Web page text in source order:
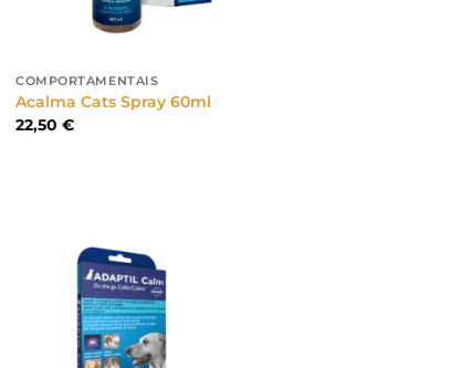
COMPORTAMENTAIS
Acalma Cats Spray 60ml
22,50€